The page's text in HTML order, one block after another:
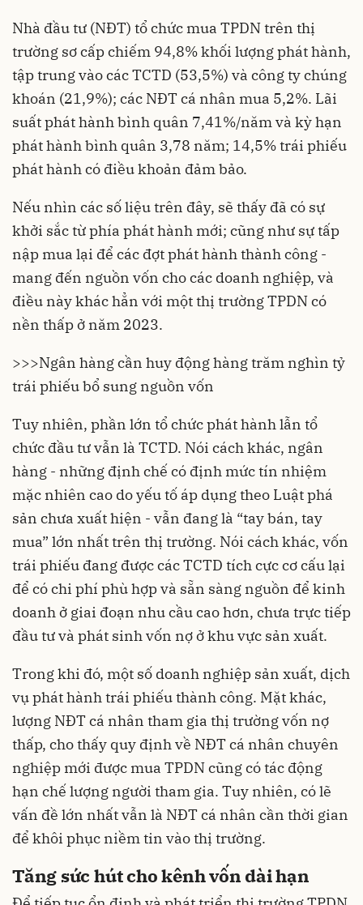
Nhà đầu tư (NĐT) tổ chức mua TPDN trên thị
trường sơ cấp chiếm 94,8% khối lượng phát hành,
tập trung vào các TCTD (53,5%) và công ty chúng
khoán (21,9%); các NĐT cá nhân mua 5,2%. Lãi
suất phát hành bình quân 7,41%/năm và kỳ hạn
phát hành bình quân 3,78 năm; 14,5% trái phiếu
phát hành có điều khoản đảm bảo.
Nếu nhìn các số liệu trên đây, sẽ thấy đã có sự
khởi sắc từ phía phát hành mới; cũng như sự tấp
nập mua lại để các đợt phát hành thành công -
mang đến nguồn vốn cho các doanh nghiệp, và
điều này khác hẳn với mộtthị trường TPDNcó
nền thấp ở năm 2023.
>>>Ngân hàng cần huy động hàng trăm nghìn tỷ
trái phiếu bổ sung nguồn vốn
Tuy nhiên, phần lớn tổ chức phát hành lẫn tổ
chức đầu tư vẫn là TCTD. Nói cách khác, ngân
hàng - những định chế có định mức tín nhiệm
mặc nhiên cao do yếu tố áp dụng theo Luật phá
sản chưa xuất hiện - vẫn đang là “tay bán, tay
mua” lớn nhất trên thị trường. Nói cách khác, vốn
trái phiếu đang được các TCTD tích cực cơ cấu lại
để có chi phí phù hợp và sẵn sàng nguồn để kinh
doanh ở giai đoạn nhu cầu cao hơn, chưa trực tiếp
đầu tư và phát sinh vốn nợ ở khu vực sản xuất.
Trong khi đó, một số doanh nghiệp sản xuất, dịch
vụ phát hành trái phiếu thành công. Mặt khác,
lượng NĐT cá nhân tham gia thị trường vốn nợ
thấp, cho thấy quy định về NĐT cá nhân chuyên
nghiệp mới được mua TPDN cũng có tác động
hạn chế lượng người tham gia. Tuy nhiên, có lẽ
vấn đề lớn nhất vẫn là NĐT cá nhân cần thời gian
để khôi phục niềm tin vào thị trường.
Tăng sức hút cho kênh vốn dài hạn